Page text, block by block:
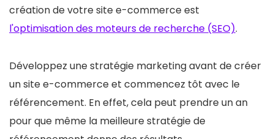
création de votre site e-commerce est
l'optimisation des moteurs de recherche (SEO).
Développez une stratégie marketing avant de créer
un site e-commerce et commencez tôt avec le
référencement. En effet, cela peut prendre un an
pour que même la meilleure stratégie de